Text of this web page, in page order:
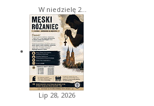
W niedzielę 2…
Lip 28, 2026